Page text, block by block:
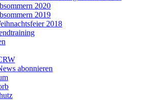
2020
2019
2018
abonnieren